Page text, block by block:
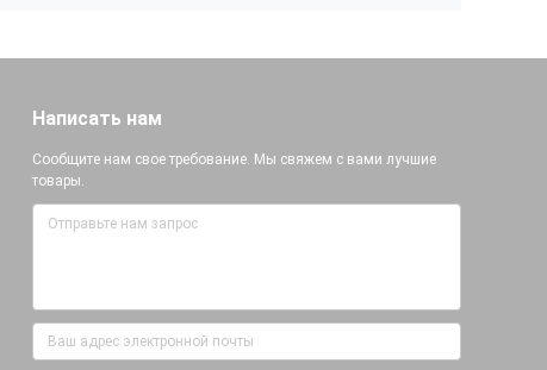
Написать нам
Сообщите нам свое требование. Мы свяжем с вами лучшие
товары.